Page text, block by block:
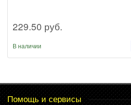
229.50 руб.
В наличии
Помощь и сервисы